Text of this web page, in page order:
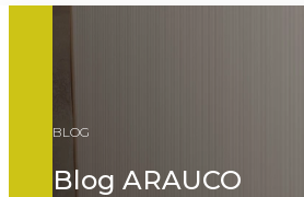
BLOG
Blog ARAUCO